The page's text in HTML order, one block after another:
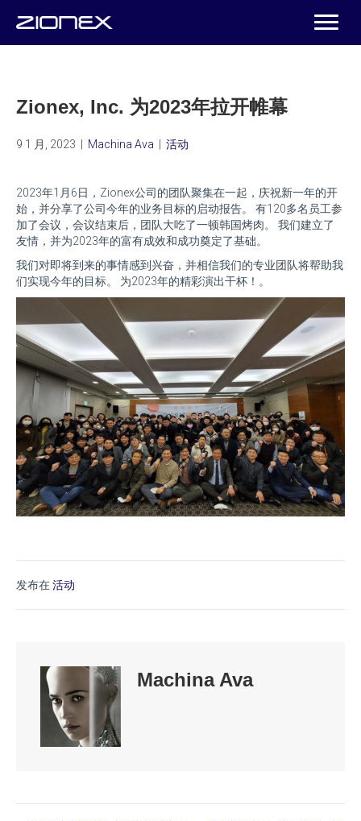
Zionex, Inc. 为2023年拉开帷幕
9 1 月, 2023 Machina Ava 活动
2023年1月6日，Zionex公司的团队聚集在一起，庆祝新一年的开
始，并分享了公司今年的业务目标的启动报告。 有120多名员工参
加了会议，会议结束后，团队大吃了一顿韩国烤肉。 我们建立了
友情，并为2023年的富有成效和成功奠定了基础。
我们对即将到来的事情感到兴奋，并相信我们的专业团队将帮助我
们实现今年的目标。 为2023年的精彩演出干杯！。
发布在活动
Machina Ava